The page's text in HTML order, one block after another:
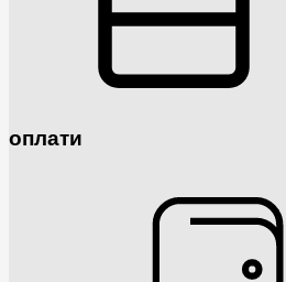
оплати